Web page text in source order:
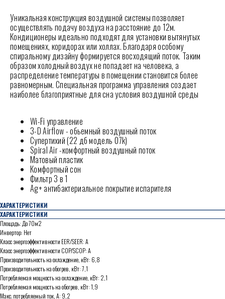
Уникальная конструкция воздушной системы позволяет
осуществлять подачу воздуха на расстояние до 12м.
Кондиционеры идеально подходят для установки вытянутых
помещениях, коридорах или холлах. Благодаря особому
спиральному дизайну формируется восходящий поток. Таким
образом холодный воздух не попадает на человека, а
распределение температуры в помещении становится более
равномерным. Специальная программа управления создает
наиболее благоприятные для сна условия воздушной среды
Wi-Fi управление
3-D Airflow - обьемный воздушный поток
Супертихий (22 дб модель 07k)
Spiral Air -комфортный воздушный поток
Матовый пластик
Комфортный сон
Фильтр 3 в 1
Ag+ антибактериальное покрытие испарителя
ХАРАКТЕРИСТИКИ
ХАРАКТЕРИСТИКИ
Площадь: До 70м2
Инвертор: Нет
Класс энергоэффективности EER/SEER: А
Класс энергоэффективности COP/SCOP: А
Производительность на охлаждение, кВт: 6,8
Производительность на обогрев, кВт: 7,1
Потребляемая мощность на охлаждение, кВт: 2,1
Потребляемая мощность на обогрев, кВт: 1,9
Макс. потребляемый ток, А: 9,2